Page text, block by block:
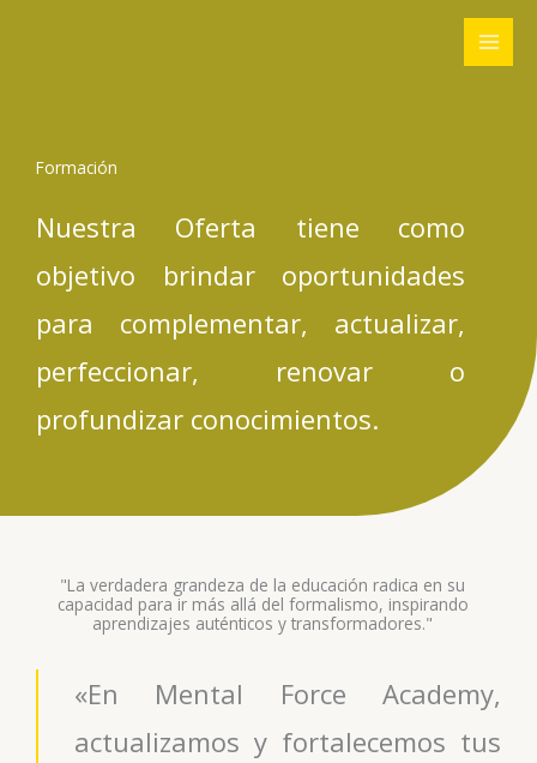
Formación
Nuestra Oferta tiene como
objetivo brindar oportunidades
para complementar, actualizar,
perfeccionar, renovar o
profundizar conocimientos.
"La verdadera grandeza de la educación radica en su
capacidad para ir más allá del formalismo, inspirando
aprendizajes auténticos y transformadores."
«En Mental Force Academy,
actualizamos y fortalecemos tus